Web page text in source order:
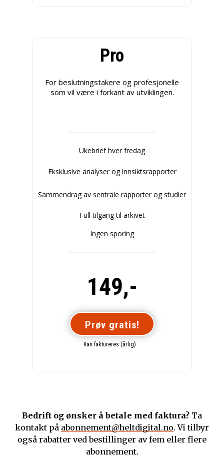
Pro
For beslutningstakere og profesjonelle
som vil være i forkant av utviklingen.
Ukebrief hver fredag
Eksklusive analyser og innsiktsrapporter
Sammendrag av sentrale rapporter og studier
Full tilgang til arkivet
Ingen sporing
149,-
Prøv gratis!
Kan faktureres (årlig)
Bedrift og ønsker å betale med faktura? Ta
kontakt på abonnement@heltdigital.no. Vi tilbyr
også rabatter ved bestillinger av fem eller flere
abonnement.